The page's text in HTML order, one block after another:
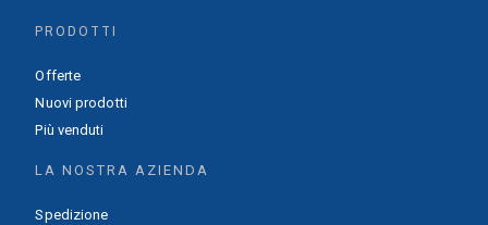
PRODOTTI
Offerte
Nuovi prodotti
Più venduti
LA NOSTRA AZIENDA
Spedizione